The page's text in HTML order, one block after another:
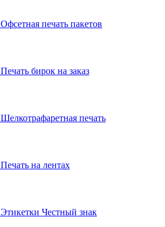
Офсетная печать пакетов
Печать бирок на заказ
Шелкотрафаретная печать
Печать на лентах
Этикетки Честный знак